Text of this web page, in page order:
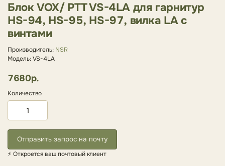
Блок VOX/ PTT VS-4LA для гарнитур
HS-94, HS-95, HS-97, вилка LA с
винтами
Производитель: NSR
Модель: VS-4LA
7680р.
Количество
Отправить запрос на почту
⚡ Откроется ваш почтовый клиент